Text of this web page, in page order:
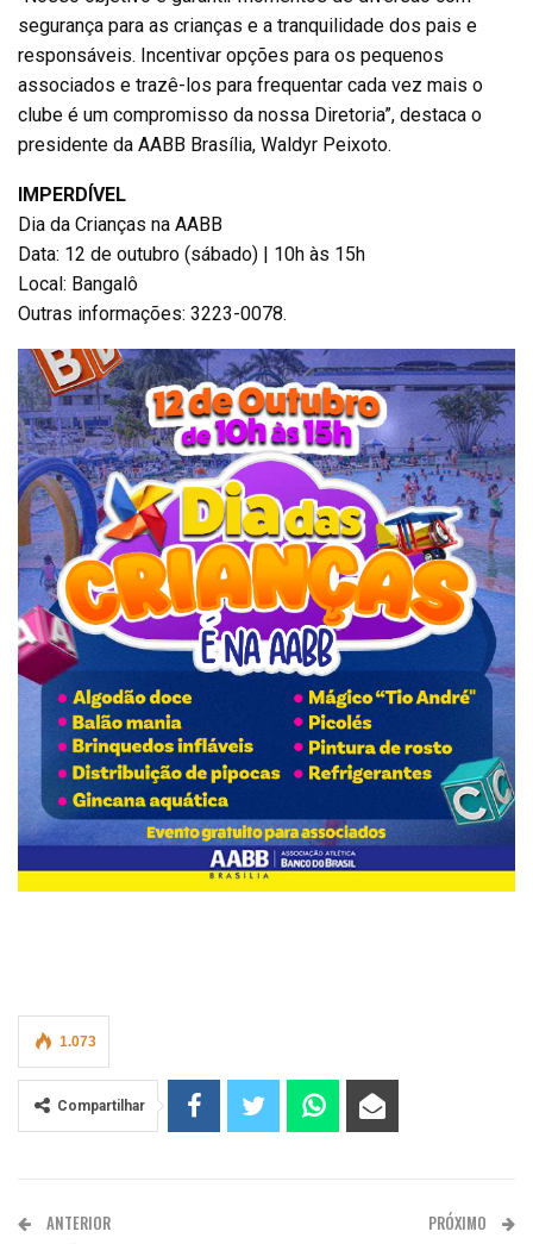
segurança para as crianças e a tranquilidade dos pais e
responsáveis. Incentivar opções para os pequenos
associados e trazê-los para frequentar cada vez mais o
clube é um compromisso da nossa Diretoria”, destaca o
presidente da AABB Brasília, Waldyr Peixoto.
IMPERDÍVEL
Dia da Crianças na AABB
Data: 12 de outubro (sábado) | 10h às 15h
Local: Bangalô
Outras informações: 3223-0078.
1.073
Compartilhar
ANTERIOR PRÓXIMO